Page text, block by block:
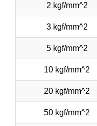
2 kgf/mm^2
3 kgf/mm^2
5 kgf/mm^2
10 kgf/mm^2
20 kgf/mm^2
50 kgf/mm^2